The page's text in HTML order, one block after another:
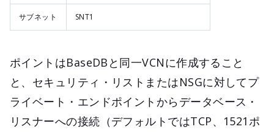
サブネット SNT1
ポイントはBaseDBと同一VCNに作成すること
と、セキュリティ・リストまたはNSGに対してプ
ライベート・エンドポイントからデータベース・
リスナーへの接続（デフォルトではTCP、1521ポ